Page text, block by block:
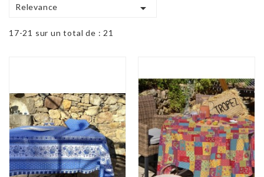
Relevance 
17-21 sur un total de : 21